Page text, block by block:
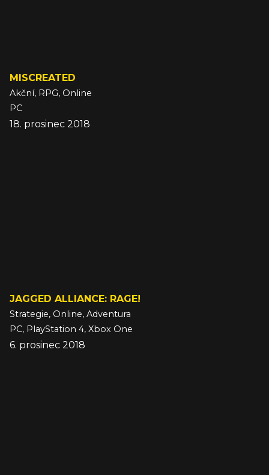
MISCREATED
Akční, RPG, Online
PC
18. prosinec 2018
JAGGED ALLIANCE: RAGE!
Strategie, Online, Adventura
PC, PlayStation 4, Xbox One
6. prosinec 2018